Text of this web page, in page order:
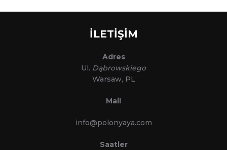
İLETİŞİM
Adres
Ul. Dąbrowskiego
Warsaw, PL
Mail
info@polonyaya.com
Saatler